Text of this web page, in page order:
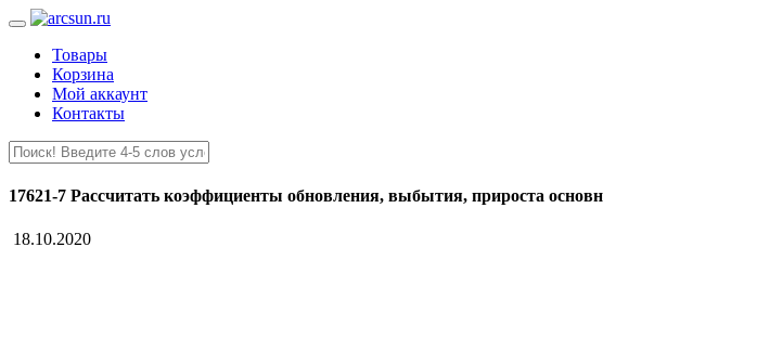
Товары
Корзина
Мой аккаунт
Контакты
17621-7 Рассчитать коэффициенты обновления, выбытия, прироста основн
18.10.2020